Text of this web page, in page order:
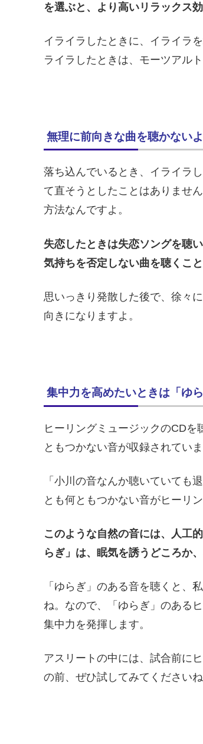
を選ぶと、より高いリラックス
イライラしたときに、イライラ
ライラしたときは、モーツアル
無理に前向きな曲を聴かない
落ち込んでいるとき、イライラ
て直そうとしたことはありませ
方法なんですよ。
失恋したときは失恋ソングを聴
気持ちを否定しない曲を聴くこ
思いっきり発散した後で、徐々
向きになりますよ。
集中力を高めたいときは「ゆ
ヒーリングミュージックのCD
ともつかない音が収録されていま
「小川の音なんか聴いていても
とも何ともつかない音がヒーリ
このような自然の音には、人工
らぎ」は、眠気を誘うどころか
「ゆらぎ」のある音を聴くと、
ね。なので、「ゆらぎ」のある
集中力を発揮します。
アスリートの中には、試合前に
の前、ぜひ試してみてくださいね